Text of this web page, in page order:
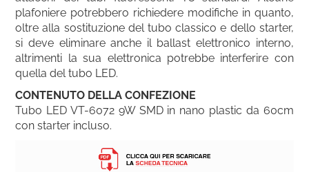
plafoniere potrebbero richiedere modifiche in quanto,
oltre alla sostituzione del tubo classico e dello starter,
si deve eliminare anche il ballast elettronico interno,
altrimenti la sua elettronica potrebbe interferire con
quella del tubo LED.
CONTENUTO DELLA CONFEZIONE
Tubo LED VT-6072 9W SMD in nano plastic da 60cm
con starter incluso.